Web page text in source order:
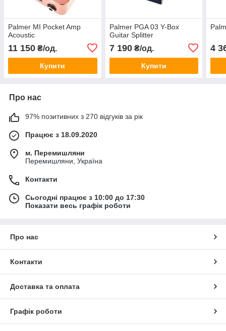
Palmer MI Pocket Amp
Acoustic
11 150 ₴/од.
Купити
Palmer PGA 03 Y-Box
Guitar Splitter
7 190₴/од.
Купити
4
Про нас
97% позитивних з 270 відгуків за рік
Працює з 18.09.2020
м. Перемишляни
Перемишляни, Україна
Контакти
Сьогодні працює з 10:00 до 17:30
Показати весь графік роботи
Про нас
Контакти
Доставка та оплата
Графік роботи